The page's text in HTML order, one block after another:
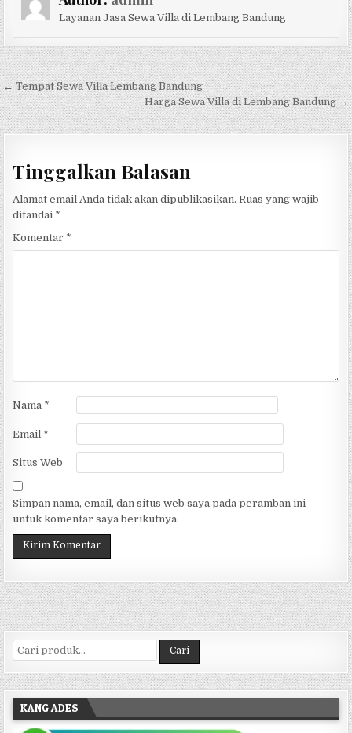
Layanan Jasa Sewa Villa di Lembang Bandung
Navigasi pos
← Tempat Sewa Villa Lembang Bandung
Harga Sewa Villa di Lembang Bandung →
Tinggalkan Balasan
Alamat email Anda tidak akan dipublikasikan. Ruas yang wajib
ditandai *
Komentar *
Nama *
Email *
Situs Web
Simpan nama, email, dan situs web saya pada peramban ini
untuk komentar saya berikutnya.
Pencarian untuk: Cari
KANG ADES